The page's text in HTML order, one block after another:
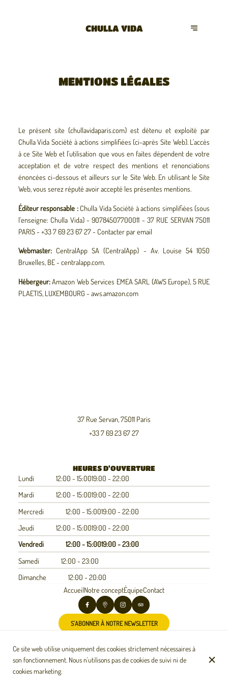
CHULLA VIDA
MENTIONS LÉGALES
Le présent site (chullavidaparis.com) est détenu et exploité par
Chulla Vida Société à actions simplifiées (ci-après Site Web). L'accès
à ce Site Web et l'utilisation que vous en faites dépendent de votre
acceptation et de votre respect des mentions et renonciations
énoncées ci-dessous et ailleurs sur le Site Web. En utilisant le Site
Web, vous serez réputé avoir accepté les présentes mentions.
Éditeur responsable :Chulla Vida Société à actions simplifiées (sous
l'enseigne: Chulla Vida) - 90784507700011 - 37 RUE SERVAN 75011
PARIS - +33 7 69 23 67 27 - Contacter par email
Webmaster: CentralApp SA (CentralApp) - Av. Louise 54 1050
Bruxelles, BE - centralapp.com.
Hébergeur:Amazon Web Services EMEA SARL (AWS Europe), 5 RUE
PLAETIS, LUXEMBOURG - aws.amazon.com
37 Rue Servan, 75011 Paris
+33 7 69 23 67 27
HEURES D'OUVERTURE
Lundi 12:00 - 15:0019:00 - 22:00
Mardi
12:00 - 15:0019:00 - 22:00
Mercredi
12:00 - 15:0019:00 - 22:00
Jeudi
12:00 - 15:0019:00 - 22:00
Vendredi
12:00 - 15:0019:00 - 23:00
Samedi
12:00 - 23:00
Dimanche
12:00 - 20:00
AccueilNotre conceptÉquipeContact
S'ABONNER À NOTRE NEWSLETTER
© Chulla Vida 2026
Mentions légales
Ce site web utilise uniquement des cookies strictement nécessaires à
son fonctionnement. Nous n'utilisons pas de cookies de suivi ni de
cookies marketing.